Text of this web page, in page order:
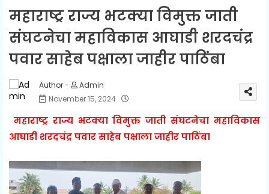
महाराष्ट्र राज्य भटक्या विमुक्त जाती
संघटनेचा महाविकास आघाडी शरदचंद्र
पवार साहेब पक्षाला जाहीर पाठिंबा
Admin
November 15, 2024
महाराष्ट्र राज्य भटक्या विमुक्त जाती संघटनेचा महाविकास
आघाडी शरदचंद्र पवार साहेब पक्षाला जाहीर पाठिंबा